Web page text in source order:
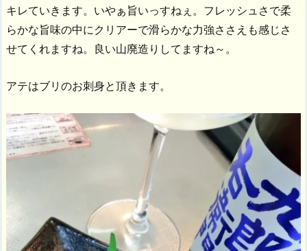
キレていきます。いやぁ旨いっすねぇ。フレッシュさで柔
らかな旨味の中にクリアーで滑らかな力強ささえも感じさ
せてくれますね。良い山廃造りしてますね～。
アテはブリのお刺身と頂きます。